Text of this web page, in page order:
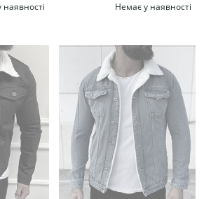
Немає у наявності